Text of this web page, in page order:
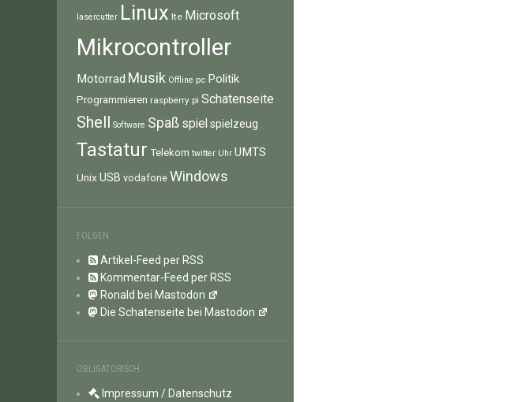
lasercutter Linux lte Microsoft
Mikrocontroller
Motorrad Musik Offline pc Politik
Programmieren raspberry pi Schatenseite
Shell Software Spaß spiel spielzeug
Tastatur Telekom twitter Uhr UMTS
Unix USB vodafone Windows
FOLGEN
Artikel-Feed per RSS
Kommentar-Feed per RSS
Ronald bei Mastodon
Die Schatenseite bei Mastodon
OBLIGATORISCH
Impressum / Datenschutz